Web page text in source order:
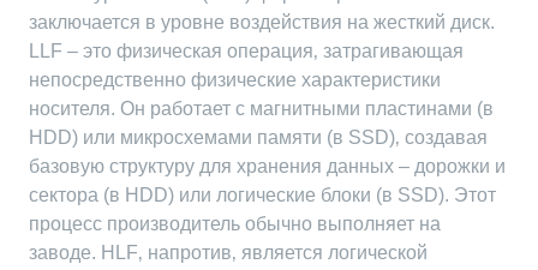
заключается в уровне воздействия на жесткий диск.
LLF – это физическая операция‚ затрагивающая
непосредственно физические характеристики
носителя. Он работает с магнитными пластинами (в
HDD) или микросхемами памяти (в SSD)‚ создавая
базовую структуру для хранения данных – дорожки и
сектора (в HDD) или логические блоки (в SSD). Этот
процесс производитель обычно выполняет на
заводе. HLF‚ напротив‚ является логической